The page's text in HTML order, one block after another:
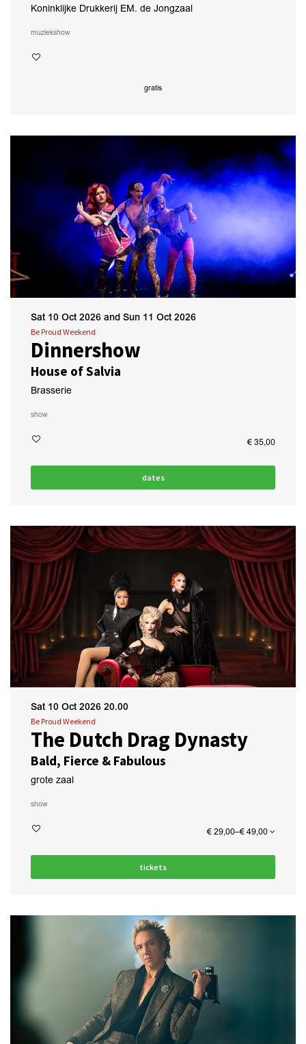
Koninklijke Drukkerij EM. de Jongzaal
muziekshow
gratis
Dinnershow
House of Salvia
Be Proud Weekend
Sat 10 Oct 2026 and Sun 11 Oct 2026
Brasserie
show
€ 35,00
dates
The Dutch Drag Dynasty
Bald, Fierce & Fabulous
Be Proud Weekend
Sat 10 Oct 2026 20.00
grote zaal
show
€ 29,00–€ 49,00
tickets